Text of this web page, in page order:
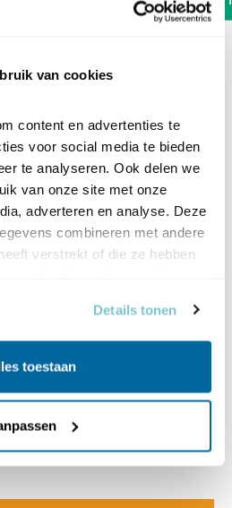
van cookies
content en advertenties te
voor social media te bieden
te analyseren. Ook delen we
van onze site met onze
adverteren en analyse. Deze
combineren met andere
verstrekt of die ze hebben
Details tonen
toestaan
april 2019, 22:13 |
Vind ik
|
1191x
toch maar in de kast